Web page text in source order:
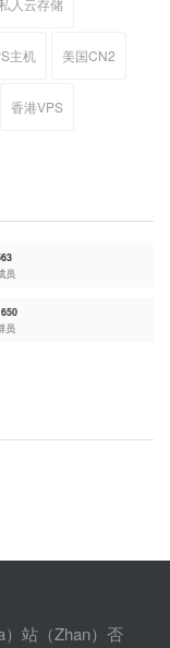
人云存储
主机 美国CN2
香港VPS
员
员
站（Zhan）否